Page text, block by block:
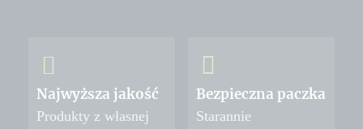
Najwyższa jakość
Produkty z własnej
Bezpieczna paczka
Starannie